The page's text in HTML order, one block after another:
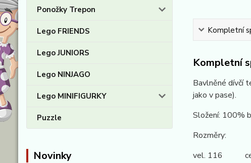
Ponožky Trepon
Lego FRIENDS
Lego JUNIORS
Lego NINJAGO
Lego MINIFIGURKY
Puzzle
Novinky
Kompletní
Kompletní
Bavlněné dívčí
jako v pase).
Složení: 100%
Rozměry:
vel. 116